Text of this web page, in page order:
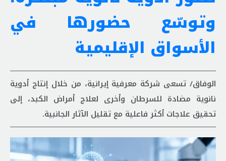
وتوسّع حضورها في
الأسواق الإقليمية
الوفاق/ تسعى شركة معرفية إيرانية، من خلال إنتاج أدوية
نانوية مضادة للسرطان وأخرى لعلاج أمراض الكبد، إلى
تحقيق علاجات أكثر فاعلية مع تقليل الآثار الجانبية.